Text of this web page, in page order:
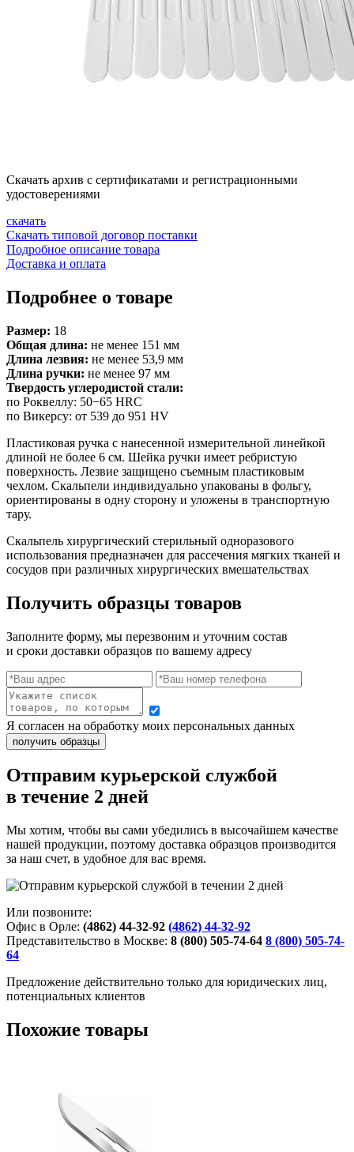
Скачать архив с сертификатами и регистрационными
удостоверениями
скачать
Скачать типовой договор поставки
Подробное описание товара
Доставка и оплата
Подробнее о товаре
Размер: 18
Общая длина: не менее 151 мм
Длина лезвия: не менее 53,9 мм
Длина ручки: не менее 97 мм
Твердость углеродистой стали:
по Роквеллу: 50−65 HRC
по Викерсу: от 539 до 951 HV
Пластиковая ручка с нанесенной измерительной линейкой
длиной не более 6 см. Шейка ручки имеет ребристую
поверхность. Лезвие защищено съемным пластиковым
чехлом. Скальпели индивидуально упакованы в фольгу,
ориентированы в одну сторону и уложены в транспортную
тару.
Скальпель хирургический стерильный одноразового
использования предназначен для рассечения мягких тканей и
сосудов при различных хирургических вмешательствах
Получить образцы товаров
Заполните форму, мы перезвоним и уточним состав
и сроки доставки образцов по вашему адресу
Я согласен на обработку моих персональных данных
Отправим курьерской службой
в течение 2 дней
Мы хотим, чтобы вы сами убедились в высочайшем качестве
нашей продукции, поэтому доставка образцов производится
за наш счет, в удобное для вас время.
Или позвоните:
Офис в Орле: (4862) 44-32-92 (4862) 44-32-92
Представительство в Москве: 8 (800) 505-74-64 8 (800) 505-74-
64
Предложение действительно только для юридических лиц,
потенциальных клиентов
Похожие товары